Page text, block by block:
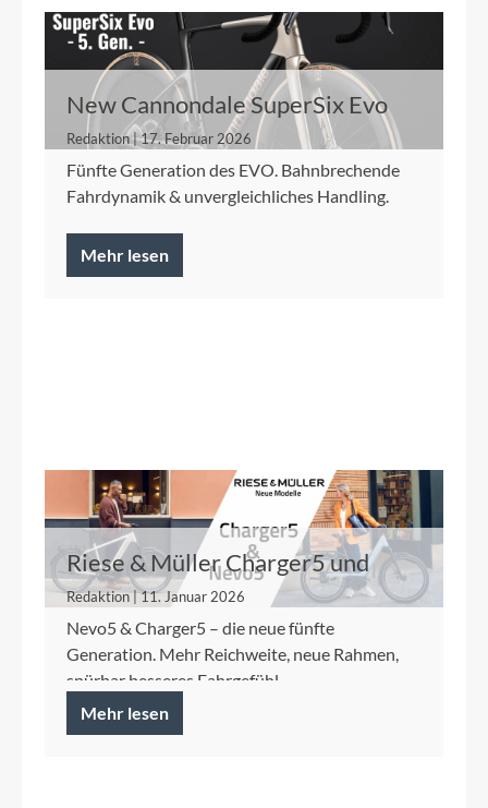
New Cannondale SuperSix Evo
Redaktion | 17. Februar 2026
Fünfte Generation des EVO. Bahnbrechende
Fahrdynamik & unvergleichliches Handling.
Mehr lesen
Riese & Müller Charger5 und
Nevo5
Redaktion | 11. Januar 2026
Nevo5 & Charger5 – die neue fünfte
Generation. Mehr Reichweite, neue Rahmen,
spürbar besseres Fahrgefühl.
Mehr lesen